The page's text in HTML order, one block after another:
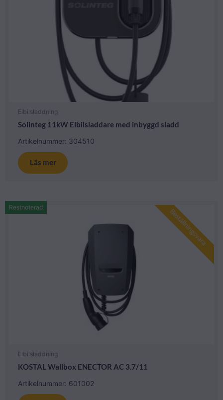
Elbilsladdning
Solinteg 11kW Elbilsladdare med inbyggd sladd
Artikelnummer: 304510
Läs mer
Beställningsvara
Elbilsladdning
KOSTAL Wallbox ENECTOR AC 3.7/11
Artikelnummer: 601002
Restnoterad